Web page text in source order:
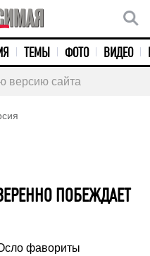
ТЕМЫ ФОТО ВИДЕО
версию сайта
ПОБЕЖДАЕТ
фавориты